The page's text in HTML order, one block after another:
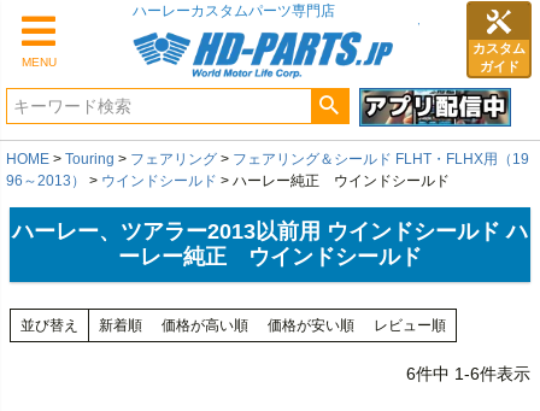
MENU
カスタム
ガイド
HOME Touring フェアリング
フェアリング＆シールド FLHT・FLHX用（19
96～2013）
ウインドシールド ハーレー純正 ウインドシールド
ハーレー、ツアラー2013以前用 ウインドシールド ハ
ーレー純正 ウインドシールド
並び替え 新着順 価格が高い順 価格が安い順 レビュー順
6件中 1-6件表示